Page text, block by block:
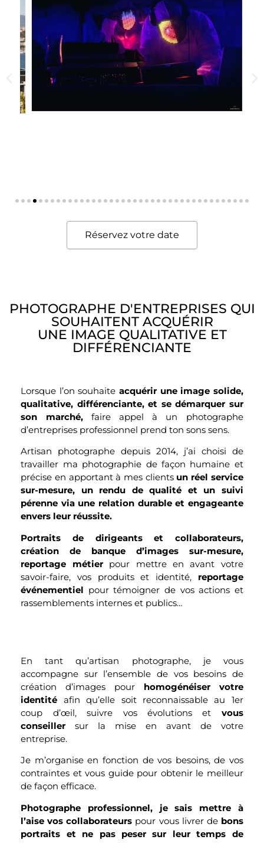
Réservez votre date
PHOTOGRAPHE D'ENTREPRISES QUI
SOUHAITENT ACQUÉRIR
UNE IMAGE QUALITATIVE ET
DIFFÉRENCIANTE
Lorsque l’on souhaite acquérir une image solide,
qualitative, différenciante, et se démarquer sur
son marché,faire appel à un photographe
d’entreprises professionnel prend ton sons sens.
Artisan photographe depuis 2014, j’ai choisi de
travailler ma photographie de façon humaine et
précise en apportant à mes clients un réel service
sur-mesure, un rendu de qualité et un suivi
pérenne via une relation durable et engageante
envers leur réussite.
Portraits de dirigeants et collaborateurs,
création de banque d’images sur-mesure,
reportage métierpour mettre en avant votre
savoir-faire, vos produits et identité, reportage
événementiel pour témoigner de vos actions et
rassemblements internes et publics…
En tant qu’artisan photographe, je vous
accompagne sur l’ensemble de vos besoins de
création d’images pour homogénéiser votre
identité afin qu’elle soit reconnaissable au 1er
coup d’œil, suivre vos évolutions et vous
conseillersur la mise en avant de votre
entreprise.
Je m’organise en fonction de vos besoins, de vos
contraintes et vous guide pour obtenir le meilleur
de façon efficace.
Photographe professionnel, je sais mettre à
l’aise vos collaborateurs pour vous livrer de bons
portraits et ne pas peser sur leur temps de